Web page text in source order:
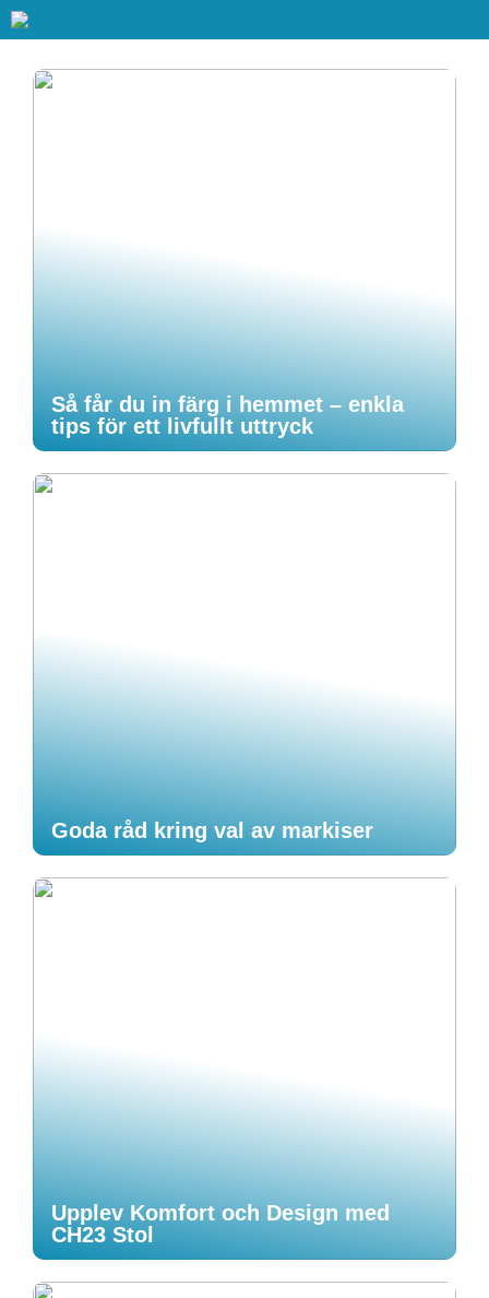
Så får du in färg i hemmet – enkla
tips för ett livfullt uttryck
Goda råd kring val av markiser
Upplev Komfort och Design med
CH23 Stol